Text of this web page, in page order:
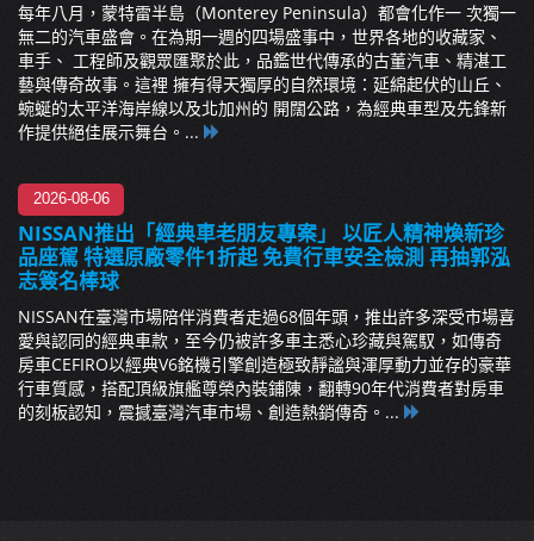
每年八月，蒙特雷半島（Monterey Peninsula）都會化作一 次獨一
無二的汽車盛會。在為期一週的四場盛事中，世界各地的收藏家、
車手、 工程師及觀眾匯聚於此，品鑑世代傳承的古董汽車、精湛工
藝與傳奇故事。這裡 擁有得天獨厚的自然環境：延綿起伏的山丘、
蜿蜒的太平洋海岸線以及北加州的 開闊公路，為經典車型及先鋒新
作提供絕佳展示舞台。...
2026-08-06
NISSAN推出「經典車老朋友專案」 以匠人精神煥新珍
品座駕 特選原廠零件1折起 免費行車安全檢測 再抽郭泓
志簽名棒球
NISSAN在臺灣市場陪伴消費者走過68個年頭，推出許多深受市場喜
愛與認同的經典車款，至今仍被許多車主悉心珍藏與駕馭，如傳奇
房車CEFIRO以經典V6銘機引擎創造極致靜謐與渾厚動力並存的豪華
行車質感，搭配頂級旗艦尊榮內裝鋪陳，翻轉90年代消費者對房車
的刻板認知，震撼臺灣汽車市場、創造熱銷傳奇。...